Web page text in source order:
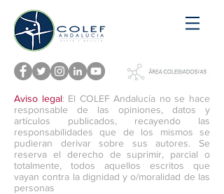
Aviso legal: El COLEF Andalucía no se hace
responsable de las opiniones, datos y
artículos publicados, recayendo las
responsabilidades que de los mismos se
pudieran derivar sobre sus autores. Se
reserva el derecho de suprimir, parcial o
totalmente, todos aquellos escritos que
vayan contra la dignidad y o/moralidad de las
personas